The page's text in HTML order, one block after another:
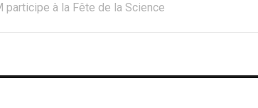
participe à la Fête de la Science